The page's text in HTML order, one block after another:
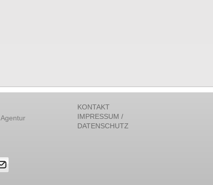
KONTAKT
IMPRESSUM /
DATENSCHUTZ